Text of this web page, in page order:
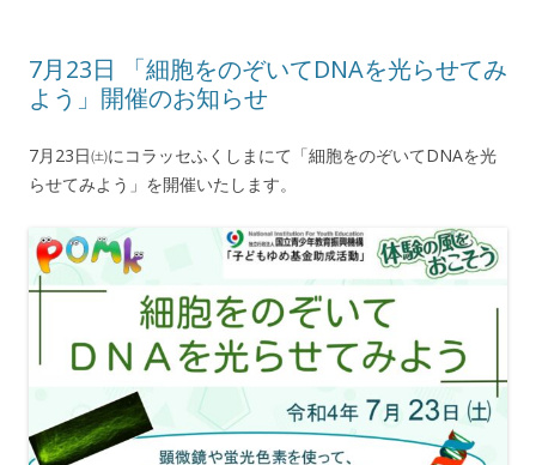
7月23日 「細胞をのぞいてDNAを光らせてみ
よう」開催のお知らせ
7月23日㈯にコラッセふくしまにて「細胞をのぞいてDNAを光
らせてみよう」を開催いたします。